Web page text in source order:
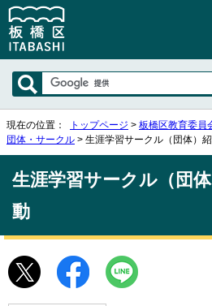
現在の位置： トップページ > 板橋区教育委員
団体・サークル > 生涯学習サークル（団体）
生涯学習サークル（団
動